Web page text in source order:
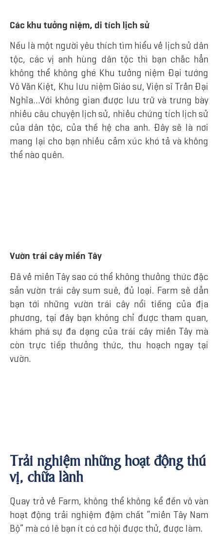
Các khu tưởng niệm, di tích lịch sử
Nếu là một người yêu thích tìm hiểu về lịch sử dân
tộc, các vị anh hùng dân tộc thì bạn chắc hẳn
không thể không ghé Khu tưởng niệm Đại tướng
Võ Văn Kiệt, Khu lưu niệm Giáo sư, Viện sĩ Trần Đại
Nghĩa…Với không gian được lưu trữ và trưng bày
nhiều câu chuyện lịch sử, nhiều chứng tích lịch sử
của dân tộc, của thế hệ cha anh. Đây sẽ là nơi
mang lại cho bạn nhiều cảm xúc khó tả và không
thể nào quên.
Vườn trái cây miền Tây
Đã về miền Tây sao có thể không thưởng thức đặc
sản vườn trái cây sum suê, đủ loại. Farm sẽ dẫn
bạn tới những vườn trái cây nổi tiếng của địa
phương, tại đây bạn không chỉ được tham quan,
khám phá sự đa dạng của trái cây miền Tây mà
còn trực tiếp thưởng thức, thu hoạch ngay tại
vườn.
Trải nghiệm những hoạt động thú
vị, chữa lành
Quay trở về Farm, không thể không kể đến vô vàn
hoạt động trải nghiệm đậm chất “miền Tây Nam
Bộ” mà có lẽ bạn ít có cơ hội được thử, được làm.